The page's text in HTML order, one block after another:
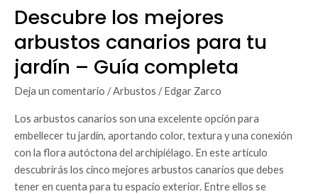
Descubre los mejores
arbustos canarios para tu
jardín – Guía completa
Deja un comentario /Arbustos /Edgar Zarco
Los arbustos canarios son una excelente opción para
embellecer tu jardín, aportando color, textura y una conexión
con la flora autóctona del archipiélago. En este artículo
descubrirás los cinco mejores arbustos canarios que debes
tener en cuenta para tu espacio exterior. Entre ellos se
Descubre
mejores
arbustos
canarios
para
tu
jardín
–
Guía
completa